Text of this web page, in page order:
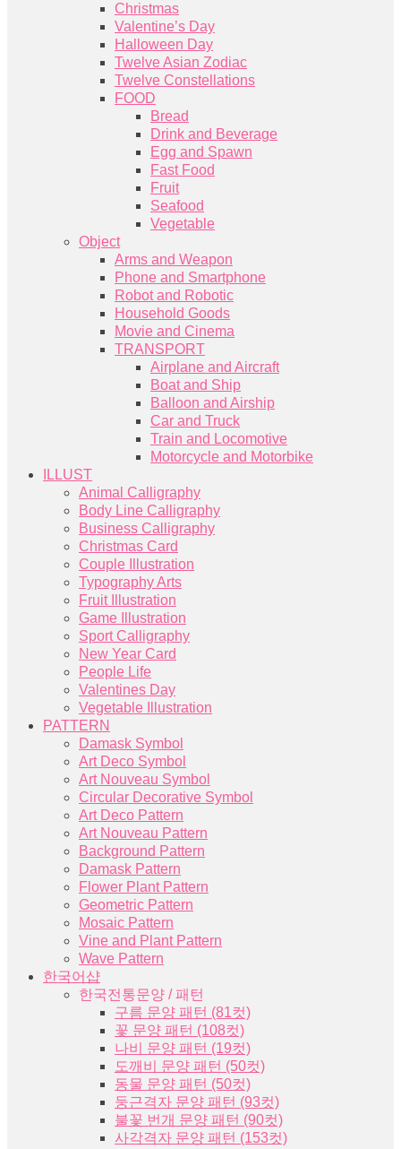
Christmas
Valentine’s Day
Halloween Day
Twelve Asian Zodiac
Twelve Constellations
FOOD
Bread
Drink and Beverage
Egg and Spawn
Fast Food
Fruit
Seafood
Vegetable
Object
Arms and Weapon
Phone and Smartphone
Robot and Robotic
Household Goods
Movie and Cinema
TRANSPORT
Airplane and Aircraft
Boat and Ship
Balloon and Airship
Car and Truck
Train and Locomotive
Motorcycle and Motorbike
ILLUST
Animal Calligraphy
Body Line Calligraphy
Business Calligraphy
Christmas Card
Couple Illustration
Typography Arts
Fruit Illustration
Game Illustration
Sport Calligraphy
New Year Card
People Life
Valentines Day
Vegetable Illustration
PATTERN
Damask Symbol
Art Deco Symbol
Art Nouveau Symbol
Circular Decorative Symbol
Art Deco Pattern
Art Nouveau Pattern
Background Pattern
Damask Pattern
Flower Plant Pattern
Geometric Pattern
Mosaic Pattern
Vine and Plant Pattern
Wave Pattern
한국어샵
한국전통문양 / 패턴
구름 문양 패턴 (81컷)
꽃 문양 패턴 (108컷)
나비 문양 패턴 (19컷)
도깨비 문양 패턴 (50컷)
동물 문양 패턴 (50컷)
둥근격자 문양 패턴 (93컷)
불꽃 번개 문양 패턴 (90컷)
사각격자 문양 패턴 (153컷)